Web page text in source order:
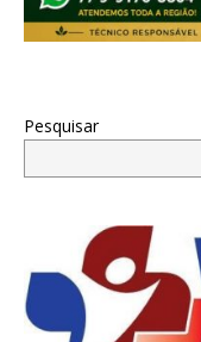
Pesquisar